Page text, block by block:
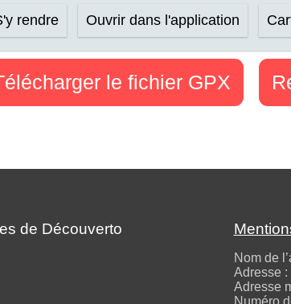
rendre Ouvrir dans l'application
le fichier GPX
de Découverto
Nom de
Adresse
Adresse
Numéro